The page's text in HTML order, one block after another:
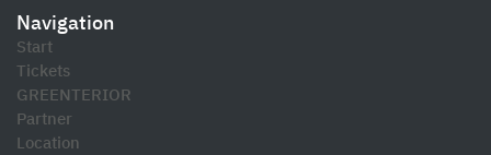
Navigation
Start
Tickets
GREENTERIOR
Partner
Location